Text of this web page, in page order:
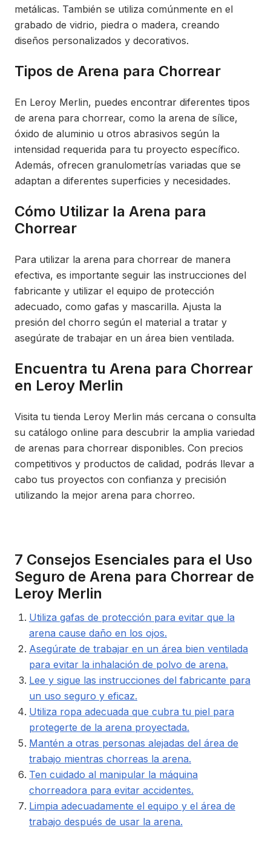
metálicas. También se utiliza comúnmente en el
grabado de vidrio, piedra o madera, creando
diseños personalizados y decorativos.
Tipos de Arena para Chorrear
En Leroy Merlin, puedes encontrar diferentes tipos
de arena para chorrear, como la arena de sílice,
óxido de aluminio u otros abrasivos según la
intensidad requerida para tu proyecto específico.
Además, ofrecen granulometrías variadas que se
adaptan a diferentes superficies y necesidades.
Cómo Utilizar la Arena para
Chorrear
Para utilizar la arena para chorrear de manera
efectiva, es importante seguir las instrucciones del
fabricante y utilizar el equipo de protección
adecuado, como gafas y mascarilla. Ajusta la
presión del chorro según el material a tratar y
asegúrate de trabajar en un área bien ventilada.
Encuentra tu Arena para Chorrear
en Leroy Merlin
Visita tu tienda Leroy Merlin más cercana o consulta
su catálogo online para descubrir la amplia variedad
de arenas para chorrear disponibles. Con precios
competitivos y productos de calidad, podrás llevar a
cabo tus proyectos con confianza y precisión
utilizando la mejor arena para chorreo.
7 Consejos Esenciales para el Uso
Seguro de Arena para Chorrear de
Leroy Merlin
Utiliza gafas de protección para evitar que la
arena cause daño en los ojos.
Asegúrate de trabajar en un área bien ventilada
para evitar la inhalación de polvo de arena.
Lee y sigue las instrucciones del fabricante para
un uso seguro y eficaz.
Utiliza ropa adecuada que cubra tu piel para
protegerte de la arena proyectada.
Mantén a otras personas alejadas del área de
trabajo mientras chorreas la arena.
Ten cuidado al manipular la máquina
chorreadora para evitar accidentes.
Limpia adecuadamente el equipo y el área de
trabajo después de usar la arena.